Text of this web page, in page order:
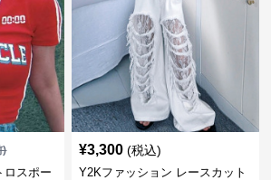
)
ロスポー
¥3,300 (税込)
Y2Kファッション レースカット